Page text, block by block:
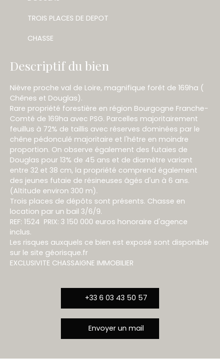
TROIS PLACES DE DEPOT
CHASSE
Descriptif du bien
Nièvre proche val de Loire, magnifique forêt de 169ha (
Chênes et Douglas).
Rare propriété forestière en région Bourgogne Franche-
Comté de 169ha avec PSG. Parcelles majoritairement
feuillus à 72% de taillis avec réserves dominées par le
chêne pédonculé majoritaire et l'hêtre en moindre
proportion. On observe également des futaies de
Douglas pour 13% de 45 ans et de diamètre variant
entre 32 et 38 cm, la propriété comprend également
des jeunes futaie de résineuses âgés d'un à 6 ans.
(Altitude environ 300 m).
Trois places de dépôts sont présents. Chasse en
location par un bail 3/6/9.
REF: 1524 PRIX: 3 150 000 euros honoraire d'agence
inclus.
Les risques auxquels ce bien est exposé sont disponible
sur le site géorisque.fr
EXCLUSIVITE CHASSAIGNE IMMOBILIER
+33 6 03 43 50 57
Envoyer un mail